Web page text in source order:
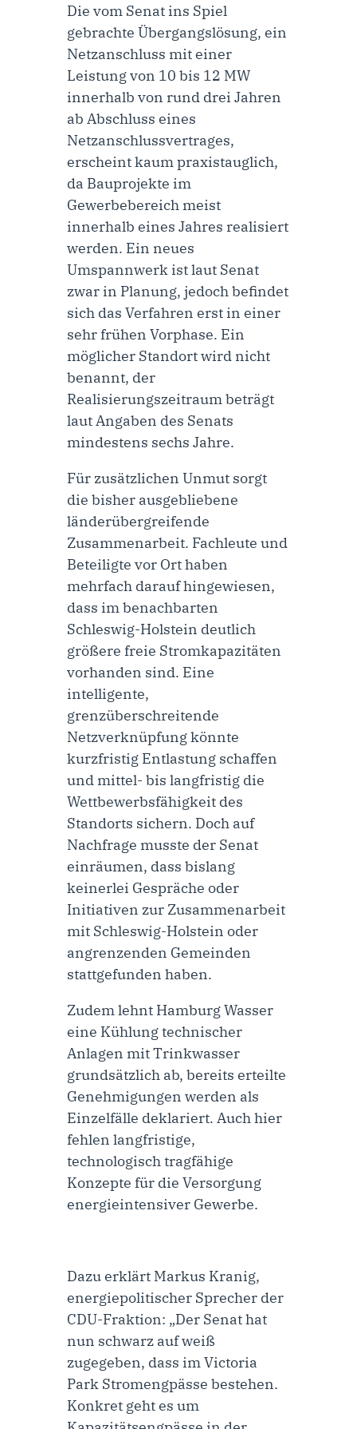
Die vom Senat ins Spiel
gebrachte Übergangslösung, ein
Netzanschluss mit einer
Leistung von 10 bis 12 MW
innerhalb von rund drei Jahren
ab Abschluss eines
Netzanschlussvertrages,
erscheint kaum praxistauglich,
da Bauprojekte im
Gewerbebereich meist
innerhalb eines Jahres realisiert
werden. Ein neues
Umspannwerk ist laut Senat
zwar in Planung, jedoch befindet
sich das Verfahren erst in einer
sehr frühen Vorphase. Ein
möglicher Standort wird nicht
benannt, der
Realisierungszeitraum beträgt
laut Angaben des Senats
mindestens sechs Jahre.
Für zusätzlichen Unmut sorgt
die bisher ausgebliebene
länderübergreifende
Zusammenarbeit. Fachleute und
Beteiligte vor Ort haben
mehrfach darauf hingewiesen,
dass im benachbarten
Schleswig-Holstein deutlich
größere freie Stromkapazitäten
vorhanden sind. Eine
intelligente,
grenzüberschreitende
Netzverknüpfung könnte
kurzfristig Entlastung schaffen
und mittel- bis langfristig die
Wettbewerbsfähigkeit des
Standorts sichern. Doch auf
Nachfrage musste der Senat
einräumen, dass bislang
keinerlei Gespräche oder
Initiativen zur Zusammenarbeit
mit Schleswig-Holstein oder
angrenzenden Gemeinden
stattgefunden haben.
Zudem lehnt Hamburg Wasser
eine Kühlung technischer
Anlagen mit Trinkwasser
grundsätzlich ab, bereits erteilte
Genehmigungen werden als
Einzelfälle deklariert. Auch hier
fehlen langfristige,
technologisch tragfähige
Konzepte für die Versorgung
energieintensiver Gewerbe.
Dazu erklärt Markus Kranig,
energiepolitischer Sprecher der
CDU-Fraktion: „Der Senat hat
nun schwarz auf weiß
zugegeben, dass im Victoria
Park Stromengpässe bestehen.
Konkret geht es um